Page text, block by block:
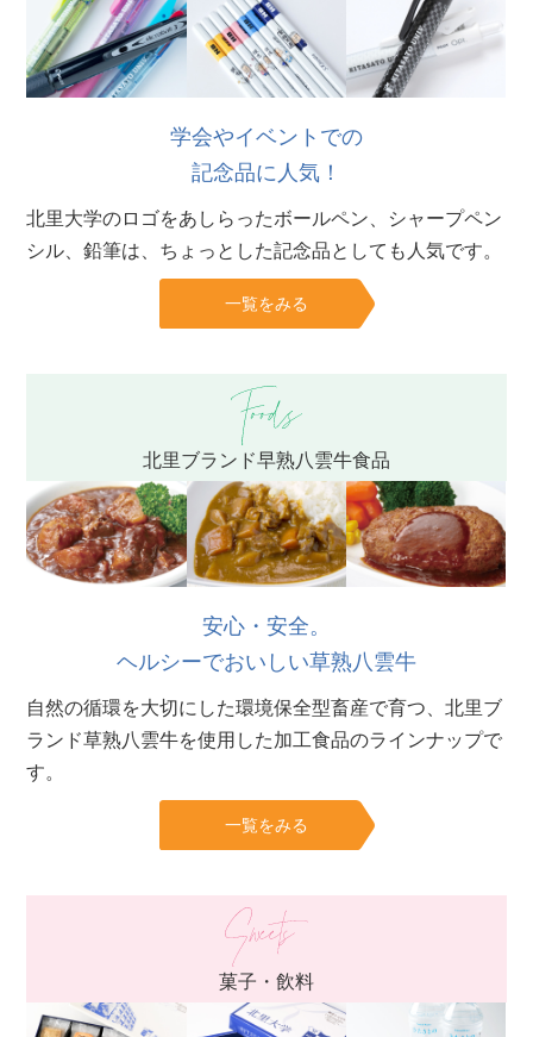
学会やイベントでの
記念品に人気！
北里大学のロゴをあしらったボールペン、シャープペン
シル、鉛筆は、ちょっとした記念品としても人気です。
一覧をみる
北里ブランド早熟八雲牛食品
安心・安全。
ヘルシーでおいしい草熟八雲牛
自然の循環を大切にした環境保全型畜産で育つ、北里ブ
ランド草熟八雲牛を使用した加工食品のラインナップで
す。
一覧をみる
菓子・飲料